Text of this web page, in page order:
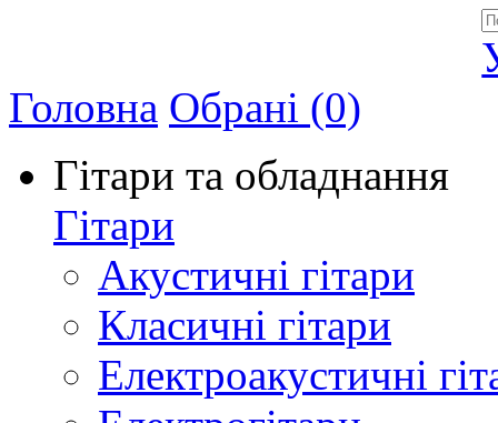
Головна Обрані (0)
Гітари та обладнання
Гітари
Акустичні гітари
Класичні гітари
Електроакустичні